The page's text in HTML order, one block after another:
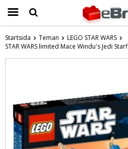
Produkten har blivit
Startsida Teman
LEGO STAR WARS
STAR WARS limited Mace Windu's Jedi